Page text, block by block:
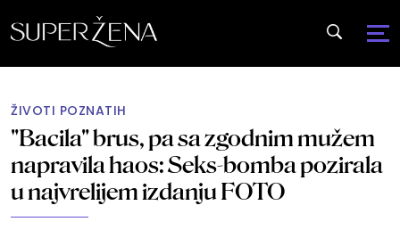
ŽIVOTI POZNATIH
"Bacila" brus, pa sa zgodnim mužem
napravila haos: Seks-bomba pozirala
u najvrelijem izdanju FOTO